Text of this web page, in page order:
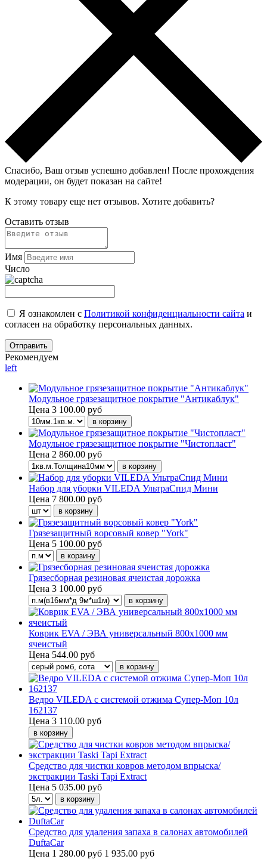
Спасибо, Ваш отзыв успешно добавлен! После прохождения
модерации, он будет показан на сайте!
К этому товару еще нет отзывов. Хотите добавить?
Оставить отзыв
Имя
Число
Я ознакомлен с Политикой конфиденциальности сайта и
согласен на обработку персональных данных.
Рекомендуем
left
Модульное грязезащитное покрытие "Антикаблук"
Цена 3 100.00 руб
Модульное грязезащитное покрытие "Чистопласт"
Цена 2 860.00 руб
Набор для уборки VILEDA УльтраСпид Мини
Цена 7 800.00 руб
Грязезащитный ворсовый ковер "York"
Цена 5 100.00 руб
Грязесборная резиновая ячеистая дорожка
Цена 3 100.00 руб
Коврик EVA / ЭВА универсальный 800х1000 мм
ячеистый
Цена 544.00 руб
Ведро VILEDA с системой отжима Супер-Моп 10л
162137
Цена 3 110.00 руб
Средство для чистки ковров методом впрыска/
экстракции Taski Tapi Extract
Цена 5 035.00 руб
Средство для удаления запаха в салонах автомобилей
DuftaCar
Цена 1 280.00 руб 1 935.00 руб